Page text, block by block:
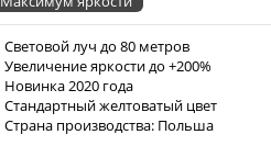
Световой луч до 80 метров
Увеличение яркости до +200%
Новинка 2020 года
Стандартный желтоватый цвет
Страна производства: Польша